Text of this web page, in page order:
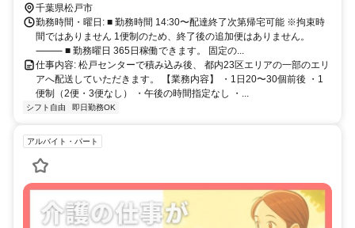
千葉県松戸市
勤務時間・曜日: ■ 勤務時間 14:30〜配達終了次第帰宅可能 ※拘束時
間ではありません 1便制のため、終了後の追加便はありません。
⸻ ■ 勤務曜日 365日稼働できます。 固定の...
仕事内容: 松戸センターで積み込み後、 都内23区エリアの一部のエリ
アへ配送していただきます。 【業務内容】 ・1日20〜30個前後 ・1
便制（2便・3便なし） ・午後の時間指定なし ・...
シフト自由 即日勤務OK
アルバイト・パート